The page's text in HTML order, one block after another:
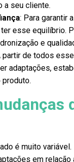
a seu cliente.
: Para garantir
esse equilíbrio.
e
partir de todos
adaptações,
é muito
em